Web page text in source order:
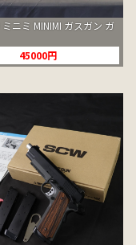
ミニミ MINIMI ガスガン ガ
45000円